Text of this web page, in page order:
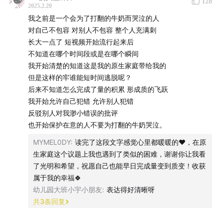
Show Notes：
没关系，我就是妈妈呀
悲观主义者，接纳自己的顺遂
学跳舞，我在这边哭，妈妈在那边哭
一个未完成的表演
小舞台比大舞台更让人紧张
活到现在，谁还没点不配得感？
与萧敬腾同台唱歌但不内耗事件
2025.2.20
我之前是一个会为了打翻的牛奶而哭泣的人
对自己不包容 对别人不包容 整个人充满刺
长大一点了 短视频开始流行起来后
不知道在哪个时间段或是在哪个瞬间
我开始清楚的知道这是我的原生家庭带给我的
但是这样的牢谁能短时间逃脱呢？
后来不知道怎么完成了量的积累 形成质的飞跃
我开始允许自己犯错 允许别人犯错
反驳别人对我渺小错误的批评
也开始保护在意的人不要为打翻的牛奶哭泣。
MYMEL0DY: 读完了这段文字感觉心里都暖暖的❤️，在原
生家庭这个议题上我也遇到了类似的困难，谢谢你让我看
了光明和希望，祝愿自己也能早日完成量变到质变！收获
属于我的幸福🍀
幼儿园大班小宇小朋友: 表达得好清晰呀
共3条回复